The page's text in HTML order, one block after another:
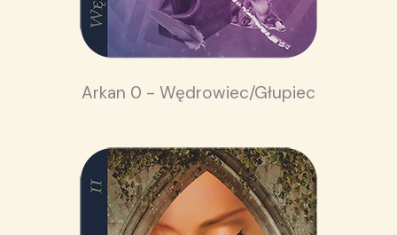
Arkan 0 - Wędrowiec/Głupiec